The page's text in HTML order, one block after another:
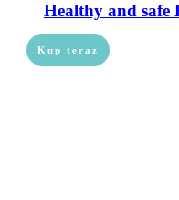
Healthy and safe
Kup teraz